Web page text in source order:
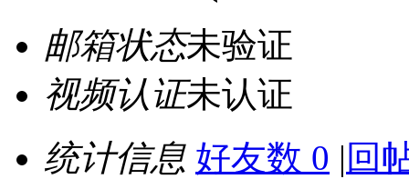
邮箱状态未验证
视频认证未认证
统计信息 好友数 0 | 回